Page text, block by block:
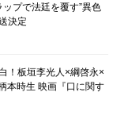
プで法廷を覆す”異色
決定
！板垣李光人×綱啓永×
本時生 映画『口に関す